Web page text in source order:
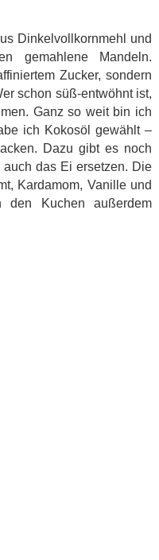
Dinkelvollkornmehl und
gemahlene Mandeln.
Zucker, sondern
schon süß-entwöhnt ist,
Ganz so weit bin ich
ich Kokosöl gewählt –
Dazu gibt es noch
das Ei ersetzen. Die
Kardamom, Vanille und
den Kuchen außerdem